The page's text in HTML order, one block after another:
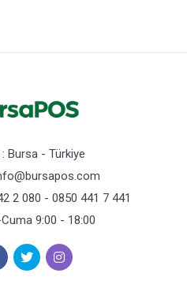
: Bursa - Türkiye
2 080 - 0850 441 7 441
9:00 - 18:00